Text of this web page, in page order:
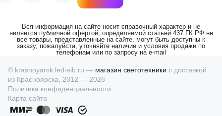
Вся информация на сайте носит справочный характер и не
является публичной офертой, определяемой статьей 437 ГК РФ не
все товары, представленные на сайте, могут быть доступны к
заказу, пожалуйста, уточняйте наличие и условия продажи по
телефонам или по запросу на e-mail
© krasnoyarsk.led-sib.ru — магазин светотехники с доставкой
из Красноярска, 2012 — 2026
Политика конфиденциальности
Карта сайта